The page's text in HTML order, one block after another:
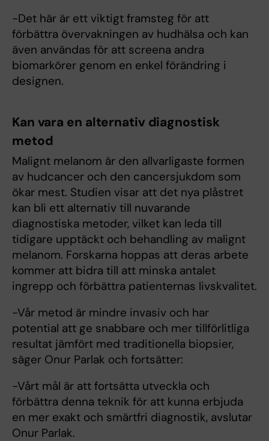
-Det här är ett viktigt framsteg för att
förbättra övervakningen av hudhälsa och kan
även användas för att screena andra
biomarkörer genom en enkel förändring i
designen.
Kan vara en alternativ diagnostisk
metod
Malignt melanom är den allvarligaste formen
av hudcancer och den cancersjukdom som
ökar mest. Studien visar att det nya plåstret
kan bli ett alternativ till nuvarande
diagnostiska metoder, vilket kan leda till
tidigare upptäckt och behandling av malignt
melanom. Forskarna hoppas att deras arbete
kommer att bidra till att minska antalet
ingrepp och förbättra patienternas livskvalitet.
-Vår metod är mindre invasiv och har
potential att ge snabbare och mer tillförlitliga
resultat jämfört med traditionella biopsier,
säger Onur Parlak och fortsätter:
-Vårt mål är att fortsätta utveckla och
förbättra denna teknik för att kunna erbjuda
en mer exakt och smärtfri diagnostik, avslutar
Onur Parlak.